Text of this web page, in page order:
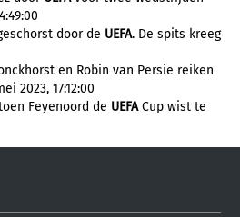
door de UEFA. De spits kreeg
en Robin van Persie reiken
2023, 17:12:00
Feyenoord de UEFACup wist te